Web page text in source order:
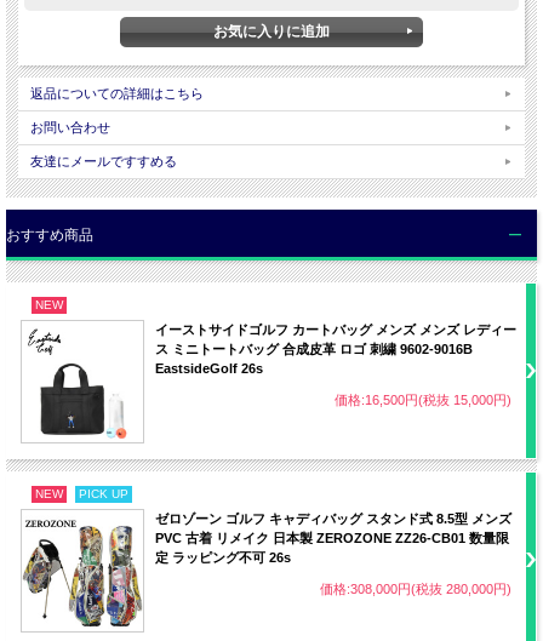
■サイズについて
測方法により異なりますのでご了承下さい。
■商品画像について
・当店内の全ての画像はデジタルカメラによるものです。
・お客様のパソコンの設定（OS・モニター）によって商品の色や素材感が 異なっ
て見える場合がございます。
・天候によって色・素材感が違った風に見える場合がございます。
返品についての詳細はこちら
お問い合わせ
友達にメールですすめる
おすすめ商品
NEW
イーストサイドゴルフ カートバッグ メンズ メンズ レディー
ス ミニトートバッグ 合成皮革 ロゴ 刺繍 9602-9016B
EastsideGolf 26s
価格:16,500円(税抜 15,000円)
NEW PICK UP
ゼロゾーン ゴルフ キャディバッグ スタンド式 8.5型 メンズ
PVC 古着 リメイク 日本製 ZEROZONE ZZ26-CB01 数量限
定 ラッピング不可 26s
価格:308,000円(税抜 280,000円)